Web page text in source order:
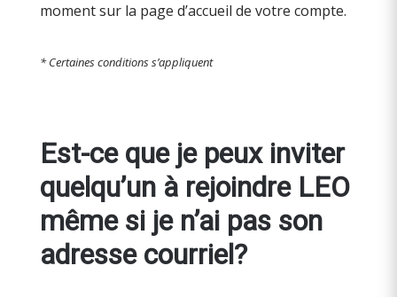
moment sur la page d’accueil de votre compte.
* Certaines conditions s’appliquent
Est-ce que je peux inviter
quelqu’un à rejoindre LEO
même si je n’ai pas son
adresse courriel?